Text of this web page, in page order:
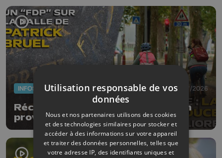
INFOS 24/07/2026
Récap' des actus de la semaine en
province de Liège
Utilisation responsable de vos
données
Nous et nos partenaires utilisons des cookies
et des technologies similaires pour stocker et
accéder à des informations sur votre appareil
et traiter des données personnelles, telles que
votre adresse IP, des identifiants uniques et